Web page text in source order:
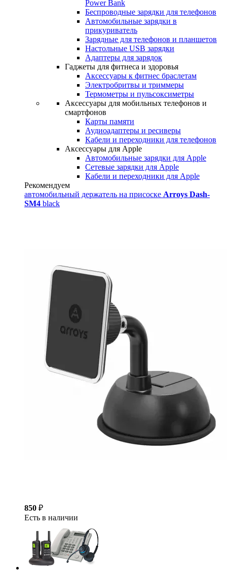
Power Bank
Беспроводные зарядки для телефонов
Автомобильные зарядки в
прикуриватель
Зарядные для телефонов и планшетов
Настольные USB зарядки
Адаптеры для зарядок
Гаджеты для фитнеса и здоровья
Аксессуары к фитнес браслетам
Электробритвы и триммеры
Термометры и пульсоксиметры
Аксессуары для мобильных телефонов и
смартфонов
Карты памяти
Аудиоадаптеры и ресиверы
Кабели и переходники для телефонов
Аксессуары для Apple
Автомобильные зарядки для Apple
Сетевые зарядки для Apple
Кабели и переходники для Apple
Рекомендуем
автомобильный держатель на присоске Arroys Dash-
SM4 black
850 ₽
Есть в наличии